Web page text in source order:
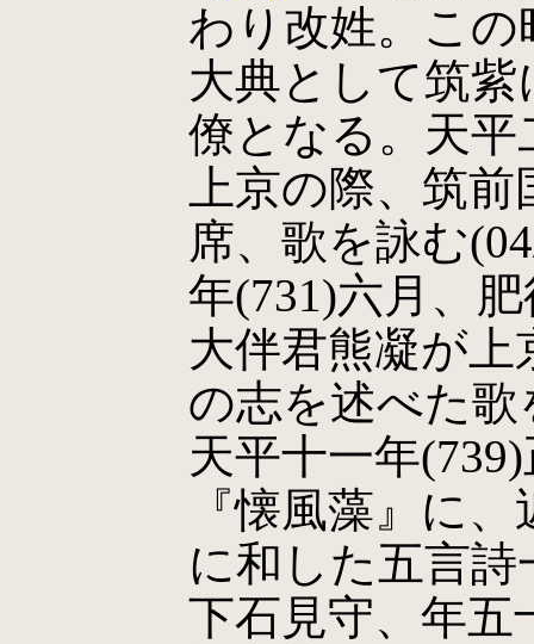
わり改姓。こ
大典として筑紫
僚となる。天平
上京の際、筑
席、歌を詠む
年(731)六月、
大伴君熊凝が
の志を述べた歌
天平十一年
『懐風藻』に
に和した五言
下石見守、年五